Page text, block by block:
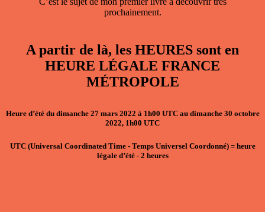
prochainement.
A partir de là, les HEURES sont en
HEURE LÉGALE FRANCE
MÉTROPOLE
Heure d’été du dimanche 27 mars 2022 à 1h00 UTC au dimanche 30 octobre
2022, 1h00 UTC
UTC(Universal Coordinated Time - Temps Universel Coordonné) =heure
légale d’été - 2 heures